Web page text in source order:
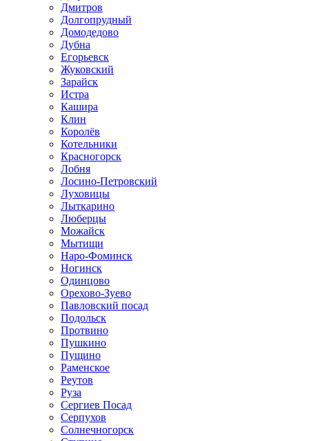
Дмитров
Долгопрудный
Домодедово
Дубна
Егорьевск
Жуковский
Зарайск
Истра
Кашира
Клин
Королёв
Котельники
Красногорск
Лобня
Лосино-Петровский
Луховицы
Лыткарино
Люберцы
Можайск
Мытищи
Наро-Фоминск
Ногинск
Одинцово
Орехово-Зуево
Павловский посад
Подольск
Протвино
Пушкино
Пущино
Раменское
Реутов
Руза
Сергиев Посад
Серпухов
Солнечногорск